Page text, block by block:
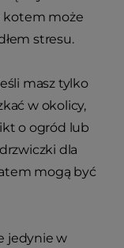
kotem może
stresu.
masz tylko
w okolicy,
o ogród lub
dla
mogą być
jedynie w